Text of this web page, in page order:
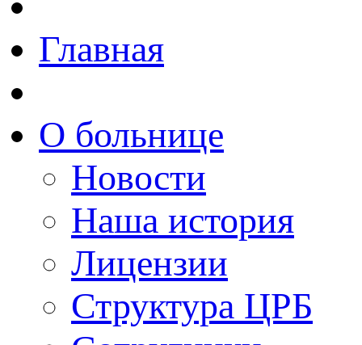
Главная
О больнице
Новости
Наша история
Лицензии
Структура ЦРБ